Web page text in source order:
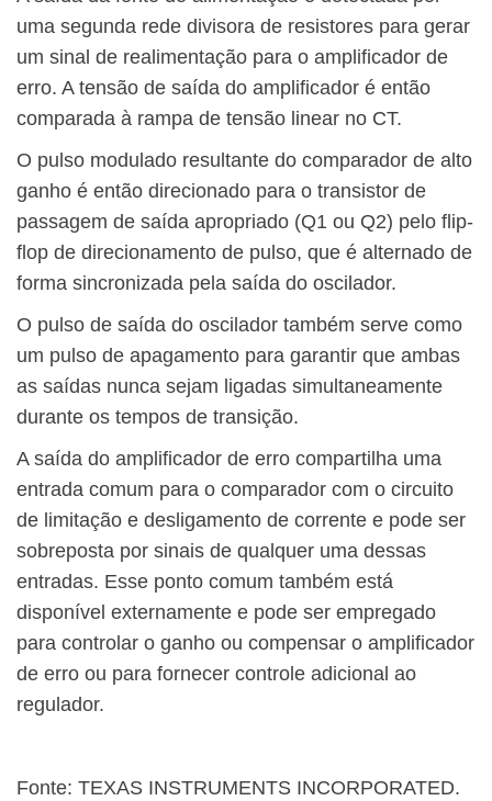
uma segunda rede divisora ​​de resistores para gerar
um sinal de realimentação para o amplificador de
erro. A tensão de saída do amplificador é então
comparada à rampa de tensão linear no CT.
O pulso modulado resultante do comparador de alto
ganho é então direcionado para o transistor de
passagem de saída apropriado (Q1 ou Q2) pelo flip-
flop de direcionamento de pulso, que é alternado de
forma sincronizada pela saída do oscilador.
O pulso de saída do oscilador também serve como
um pulso de apagamento para garantir que ambas
as saídas nunca sejam ligadas simultaneamente
durante os tempos de transição.
A saída do amplificador de erro compartilha uma
entrada comum para o comparador com o circuito
de limitação e desligamento de corrente e pode ser
sobreposta por sinais de qualquer uma dessas
entradas. Esse ponto comum também está
disponível externamente e pode ser empregado
para controlar o ganho ou compensar o amplificador
de erro ou para fornecer controle adicional ao
regulador.
Fonte: TEXAS INSTRUMENTS INCORPORATED.